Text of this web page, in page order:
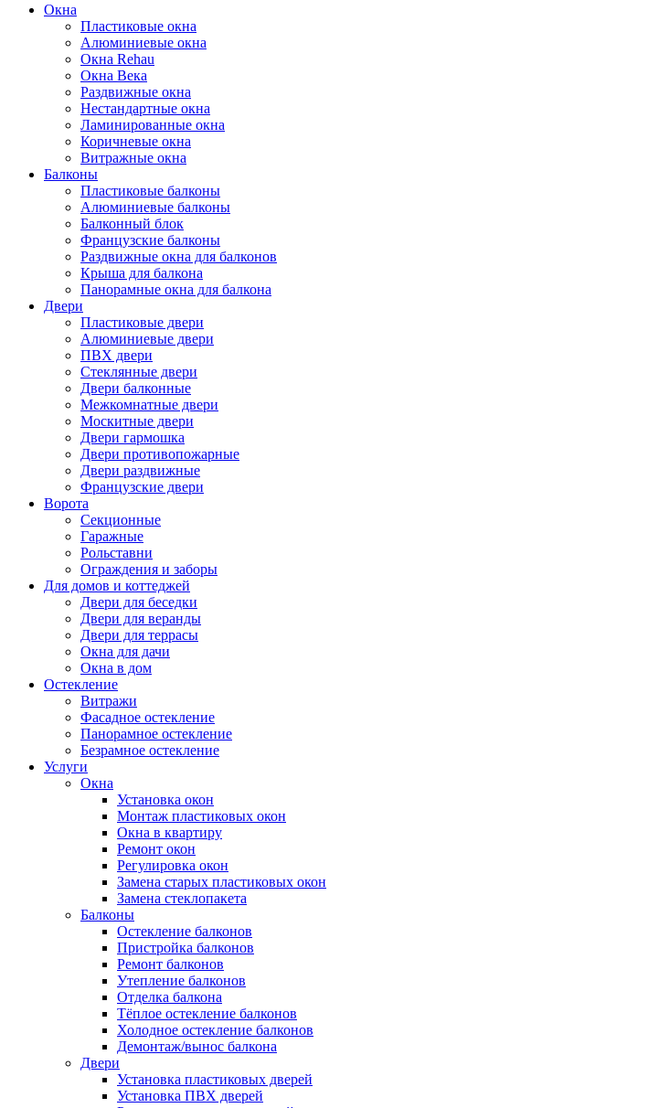
Окна
Пластиковые окна
Алюминиевые окна
Окна Rehau
Окна Века
Раздвижные окна
Нестандартные окна
Ламинированные окна
Коричневые окна
Витражные окна
Балконы
Пластиковые балконы
Алюминиевые балконы
Балконный блок
Французские балконы
Раздвижные окна для балконов
Крыша для балкона
Панорамные окна для балкона
Двери
Пластиковые двери
Алюминиевые двери
ПВХ двери
Стеклянные двери
Двери балконные
Межкомнатные двери
Москитные двери
Двери гармошка
Двери противопожарные
Двери раздвижные
Французские двери
Ворота
Секционные
Гаражные
Рольставни
Ограждения и заборы
Для домов и коттеджей
Двери для беседки
Двери для веранды
Двери для террасы
Окна для дачи
Окна в дом
Остекление
Витражи
Фасадное остекление
Панорамное остекление
Безрамное остекление
Услуги
Окна
Установка окон
Монтаж пластиковых окон
Окна в квартиру
Ремонт окон
Регулировка окон
Замена старых пластиковых окон
Замена стеклопакета
Балконы
Остекление балконов
Пристройка балконов
Ремонт балконов
Утепление балконов
Отделка балкона
Тёплое остекление балконов
Холодное остекление балконов
Демонтаж/вынос балкона
Двери
Установка пластиковых дверей
Установка ПВХ дверей